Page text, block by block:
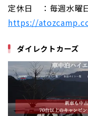
定休日 ：毎週水曜
https://
ダイレクトカーズ